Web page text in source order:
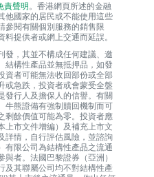
責聲明 。香港網頁所述的金融
他國家的居民或不能使用這些
參閱有關個別服務的銷售限
提供者或網上交通而延誤。
發，其並不構成任何建議、邀
結構性產品並無抵押品，如發
資者可能無法收回部份或全部
或急跌，投資者或會蒙受全盤
發行人及擔保人的信譽。有關
牛熊證備有強制贖回機制而可
剩餘價值可能為零。投資者應
上市文件增編）及補充上市文
詳情，自行評估風險，並諮詢
有限公司為結構性產品之流通
者。法國巴黎證券（亞洲）
及其聯屬公司均不對結構性產